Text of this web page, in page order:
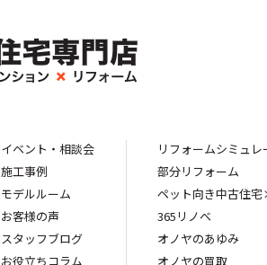
イベント・相談会
施工事例
モデルルーム
お客様の声
スタッフブログ
お役立ちコラム
リフォームシミュレ
部分リフォーム
ペット向き中古住
365リノベ
オノヤのあゆみ
オノヤの買取